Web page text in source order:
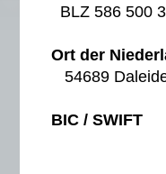
BLZ 586 500
Ort der
54689
BIC / SWIFT